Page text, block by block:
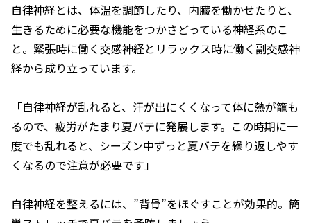
自律神経とは、体温を調節したり、内臓を働かせたりと、
生きるために必要な機能をつかさどっている神経系のこ
と。緊張時に働く交感神経とリラックス時に働く副交感神
経から成り立っています。
「自律神経が乱れると、汗が出にくくなって体に熱が籠も
るので、疲労がたまり夏バテに発展します。この時期に一
度でも乱れると、シーズン中ずっと夏バテを繰り返しやす
くなるので注意が必要です」
自律神経を整えるには、”背骨”をほぐすことが効果的。簡